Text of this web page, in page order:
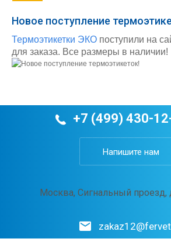
Новое поступление
Термоэтикетки ЭКО поступили на
для заказа. Все размеры в наличии!
+7 (499) 430-
Напишите нам
Москва, Сигнальный проезд,